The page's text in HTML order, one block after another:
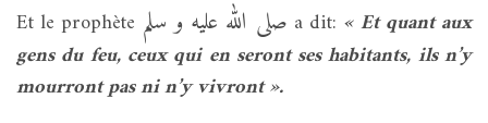
Et le prophète صلى الله عليه و سلم a dit: « Et quant aux
gens du feu, ceux qui en seront ses habitants, ils n’y
mourront pas ni n’y vivront ».